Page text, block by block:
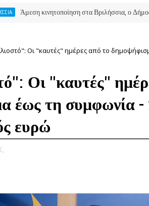
κινητοποίηση στα Βριλήσσια, ο Δήμος ανοίγει
Οι "καυτές" ημέρες από το
Οι "καυτές"
έως τη συμφωνία -
ευρώ